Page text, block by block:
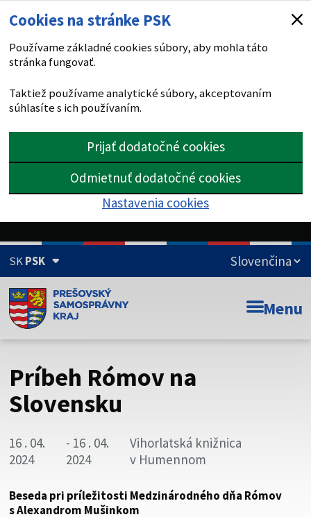
Cookies na stránke PSK
Používame základné cookies súbory, aby mohla táto
stránka fungovať.
Taktiež používame analytické súbory, akceptovaním
súhlasíte s ich používaním.
Prijať dodatočné cookies
Odmietnuť dodatočné cookies
Nastavenia cookies
SKPSK
Doména psk.sk je oficiálna
Toto je oficiálna webová stránka Prešovského
psk.sk.
Táto stránka je zabezpečená
cez zabezpečenú webovú stránku. Zabezpečená stránka
vždy začína https:// pred názvom domény webového sídla.
Menu
Príbeh Rómov na
Slovensku
16 . 04.
2024
- 16 . 04.
2024
Vihorlatská knižnica
v Humennom
Beseda pri príležitosti Medzinárodného dňa Rómov
s Alexandrom Mušinkom